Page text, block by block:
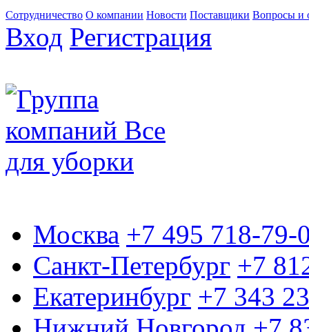
Сотрудничество О компании Новости Поставщики Вопросы и
Вход Регистрация
Москва +7 495 718-79-
Санкт-Петербург +7
Екатеринбург +7 343